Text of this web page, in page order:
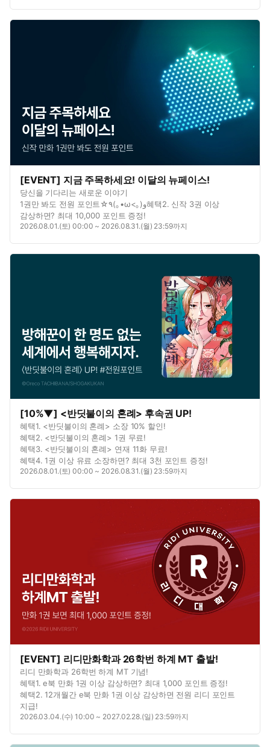
[EVENT] 지금 주목하세요! 이달의 뉴페이스!
당신을 기다리는 새로운 이야기
1권만 봐도 전원 포인트☆٩(｡•ω<｡)و혜택2. 신작 3권 이상
감상하면? 최대 10,000 포인트 증정!
2026.08.01.(토) 00:00 ~ 2026.08.31.(월) 23:59까지
[10%▼] <반딧불이의 혼례> 후속권 UP!
혜택1. <반딧불이의 혼례> 소장 10% 할인!
혜택2. <반딧불이의 혼례> 1권 무료!
혜택3. <반딧불이의 혼례> 연재 11화 무료!
혜택4. 1권 이상 유료 소장하면? 최대 3천 포인트 증정!
2026.08.01.(토) 00:00 ~ 2026.08.31.(월) 23:59까지
[EVENT] 리디만화학과 26학번 하계 MT 출발!
리디 만화학과 26학번 하계 MT 기념!
혜택1. e북 만화 1권 이상 감상하면? 최대 1,000 포인트 증정!
혜택2. 12개월간 e북 만화 1권 이상 감상하면 전원 리디 포인트
지급!
2026.03.04.(수) 10:00 ~ 2027.02.28.(일) 23:59까지